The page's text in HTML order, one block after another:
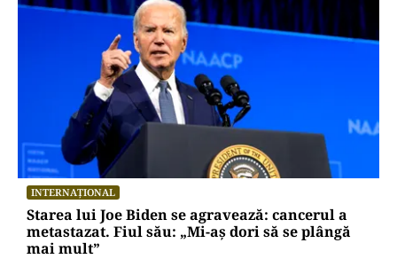
INTERNAȚIONAL
Starea lui Joe Biden se agravează: cancerul a
metastazat. Fiul său: „Mi-aș dori să se plângă
mai mult”